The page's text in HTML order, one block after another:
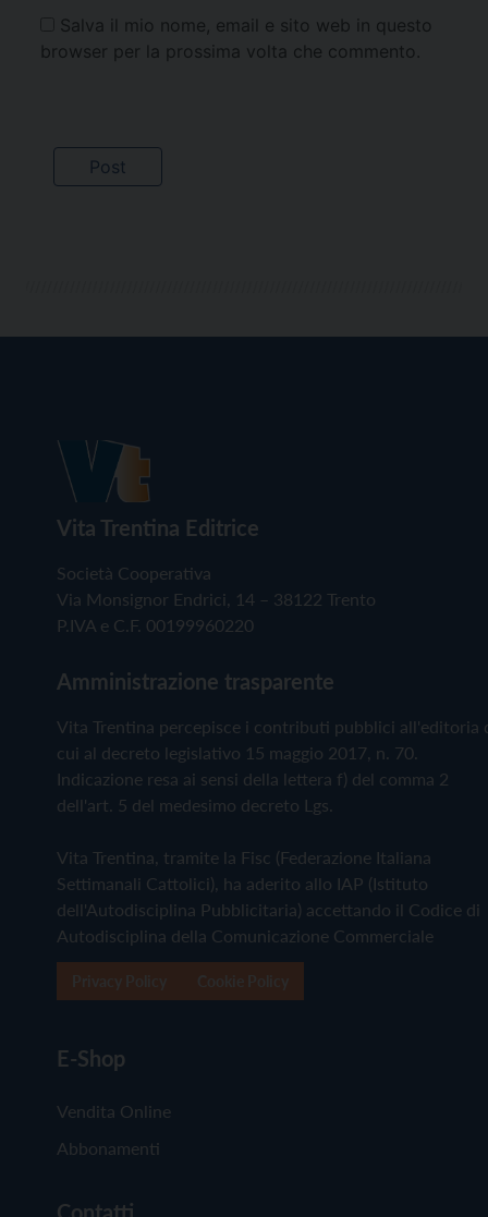
Salva il mio nome, email e sito web in questo
browser per la prossima volta che commento.
Vita Trentina Editrice
Società Cooperativa
Via Monsignor Endrici, 14 – 38122 Trento
P.IVA e C.F. 00199960220
Amministrazione trasparente
Vita Trentina percepisce i contributi pubblici all'editoria
cui al decreto legislativo 15 maggio 2017, n. 70.
Indicazione resa ai sensi della lettera f) del comma 2
dell'art. 5 del medesimo decreto Lgs.
Vita Trentina, tramite la Fisc (Federazione Italiana
Settimanali Cattolici), ha aderito allo IAP (Istituto
dell'Autodisciplina Pubblicitaria) accettando il Codice di
Autodisciplina della Comunicazione Commerciale
E-Shop
Vendita Online
Abbonamenti